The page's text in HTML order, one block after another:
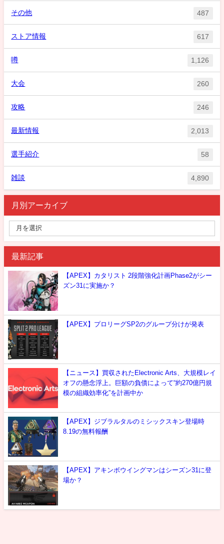
その他 487
ストア情報 617
噂 1,126
大会 260
攻略 246
最新情報 2,013
選手紹介 58
雑談 4,890
月別アーカイブ
最新記事
【APEX】カタリスト 2段階強化計画Phase2がシー
ズン31に実施か？
【APEX】プロリーグSP2のグループ分けが発表
【ニュース】買収されたElectronic Arts、大規模レイ
オフの懸念浮上。巨額の負債によって“約270億円規
模の組織効率化”を計画中か
【APEX】ジブラルタルのミシックスキン登場時
8.19の無料報酬
【APEX】アキンボウイングマンはシーズン31に登
場か？